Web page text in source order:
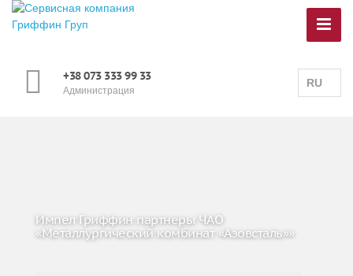
RU
+38 073 333 99 33
Администрация
Импел Гриффин партнеры ЧАО
«Металлургический комбинат «Азовсталь»»